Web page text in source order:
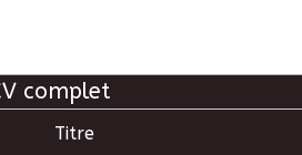
complet
Titre